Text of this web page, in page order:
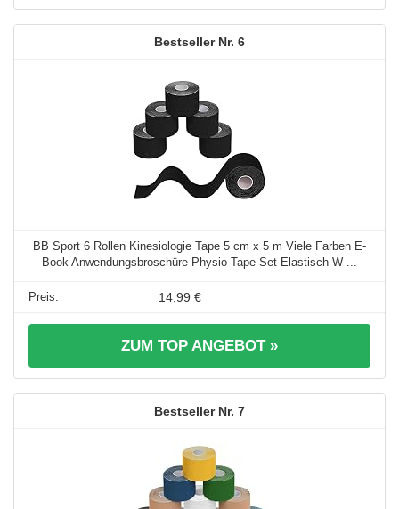
6
BB Sport 6 Rollen Kinesiologie Tape 5 cm x 5 m Viele Farben E-
Book Anwendungsbroschüre Physio Tape Set Elastisch W ...
14,99 €
ZUM TOP ANGEBOT »
7